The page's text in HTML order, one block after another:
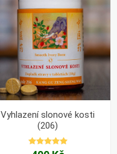
Vyhlazení slonové kosti
(206)